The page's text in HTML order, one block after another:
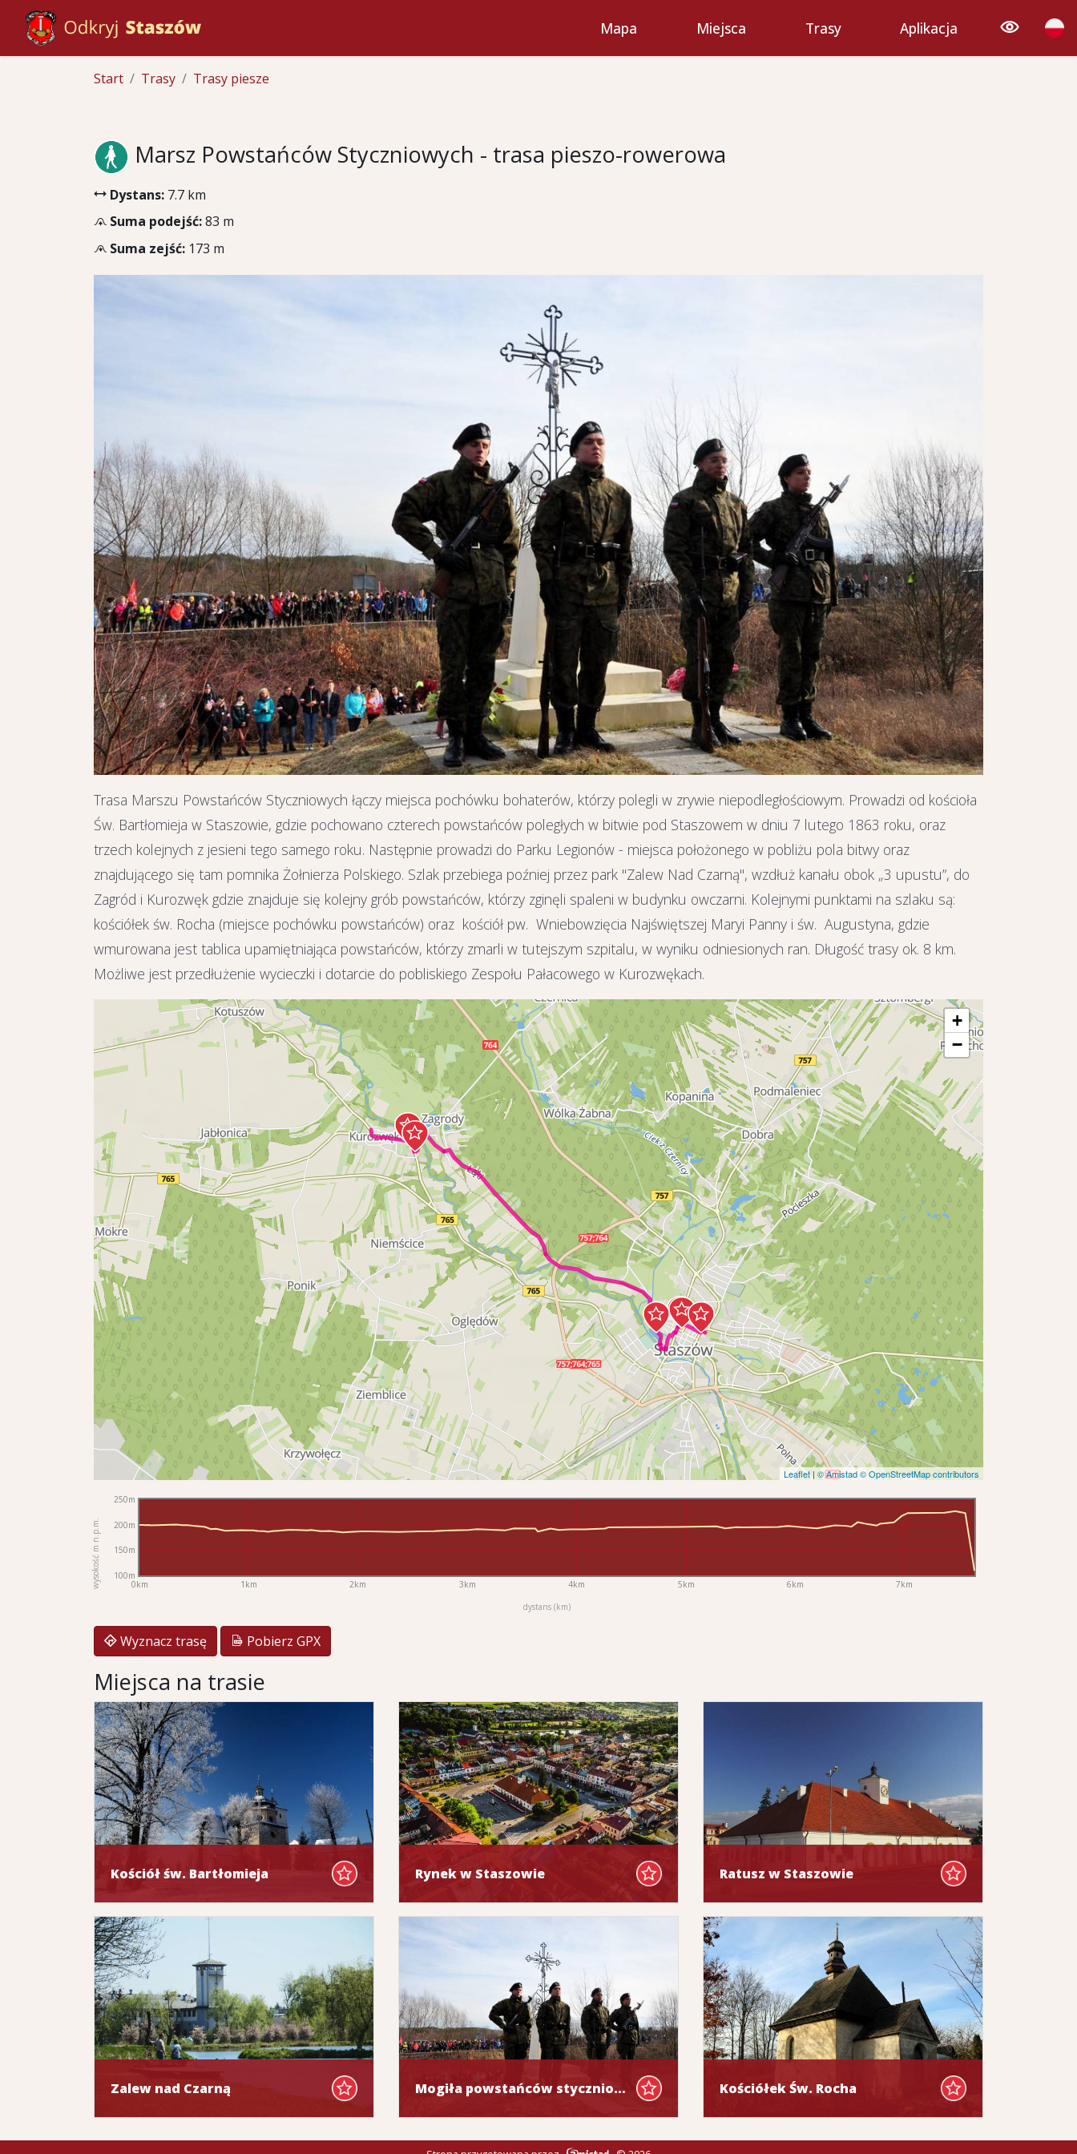
Mapa Miejsca Trasy Aplikacja
Start Trasy Trasy piesze
Marsz Powstańców Styczniowych - trasa pieszo-rowerowa
Dystans: 7.7 km
Suma podejść:83 m
Suma zejść: 173 m
Trasa Marszu Powstańców Styczniowych łączy miejsca pochówku bohaterów, którzy polegli w zrywie niepodległościowym. Prowadzi od kościoła
Św. Bartłomieja w Staszowie, gdzie pochowano czterech powstańców poległych w bitwie pod Staszowem w dniu 7 lutego 1863 roku, oraz
trzech kolejnych z jesieni tego samego roku. Następnie prowadzi do Parku Legionów - miejsca położonego w pobliżu pola bitwy oraz
znajdującego się tam pomnika Żołnierza Polskiego. Szlak przebiega poźniej przez park "Zalew Nad Czarną", wzdłuż kanału obok „3 upustu”, do
Zagród i Kurozwęk gdzie znajduje się kolejny grób powstańców, którzy zginęli spaleni w budynku owczarni. Kolejnymi punktami na szlaku są:
kościółek św. Rocha (miejsce pochówku powstańców) oraz kościół pw. Wniebowzięcia Najświętszej Maryi Panny i św. Augustyna, gdzie
wmurowana jest tablica upamiętniająca powstańców, którzy zmarli w tutejszym szpitalu, w wyniku odniesionych ran. Długość trasy ok. 8 km.
Możliwe jest przedłużenie wycieczki i dotarcie do pobliskiego Zespołu Pałacowego w Kurozwękach.
+
−
Leaflet | © Amistad© OpenStreetMap contributors
dystans (km)
wysokość m n.p.m. 0km 1km 2km 3km 4km 5km 6km 7km
100m
150m
200m
250m
Wyznacz trasę Pobierz GPX
Miejsca na trasie
Kościół św. Bartłomieja Rynek w Staszowie Ratusz w Staszowie
Zalew nad Czarną Mogiła powstańców styczniowych w Kurozwękach Kościółek Św. Rocha